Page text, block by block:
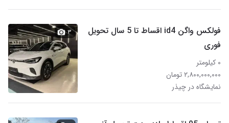
فولکس واگن id4 اقساط تا 5 سال تحویل
فوری
۰ کیلومتر
۲,۸۰۰,۰۰۰,۰۰۰ تومان
نمایشگاه در چیذر
۳